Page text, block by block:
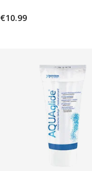
€10.99